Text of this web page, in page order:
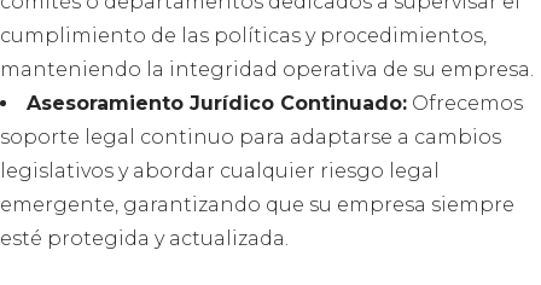
cumplimiento de las políticas y procedimientos,
manteniendo la integridad operativa de su empresa.
Asesoramiento Jurídico Continuado: Ofrecemos
soporte legal continuo para adaptarse a cambios
legislativos y abordar cualquier riesgo legal
emergente, garantizando que su empresa siempre
esté protegida y actualizada.